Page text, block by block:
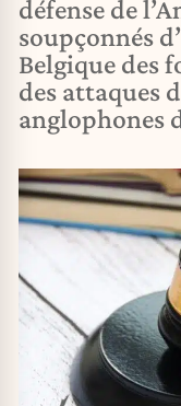
défense de
soupçonnés
Belgique des
des attaques
anglophones